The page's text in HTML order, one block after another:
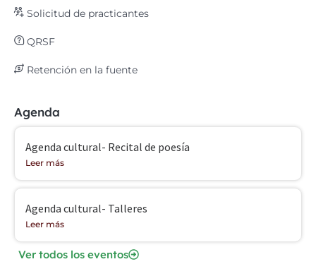
Solicitud de practicantes
QRSF
Retención en la fuente
Agenda
Agenda cultural- Recital de poesía
Leer más
Agenda cultural- Talleres
Leer más
Ver todos los eventos